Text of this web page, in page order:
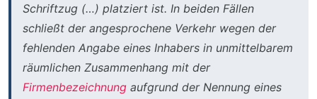
Schriftzug (…) platziert ist. In beiden Fällen
schließt der angesprochene Verkehr wegen der
fehlenden Angabe eines Inhabers in unmittelbarem
räumlichen Zusammenhang mit der
Firmenbezeichnung aufgrund der Nennung eines